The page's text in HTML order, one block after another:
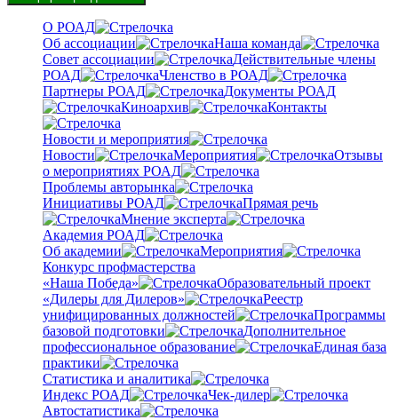
О РОАД
Об ассоциации
Наша команда
Совет ассоциации
Действительные члены
РОАД
Членство в РОАД
Партнеры РОАД
Документы РОАД
Киноархив
Контакты
Новости и мероприятия
Новости
Мероприятия
Отзывы
о мероприятиях РОАД
Проблемы авторынка
Инициативы РОАД
Прямая речь
Мнение эксперта
Академия РОАД
Об академии
Мероприятия
Конкурс профмастерства
«Наша Победа»
Образовательный проект
«Дилеры для Дилеров»
Реестр
унифицированных должностей
Программы
базовой подготовки
Дополнительное
профессиональное образование
Единая база
практики
Статистика и аналитика
Индекс РОАД
Чек-дилер
Автостатистика